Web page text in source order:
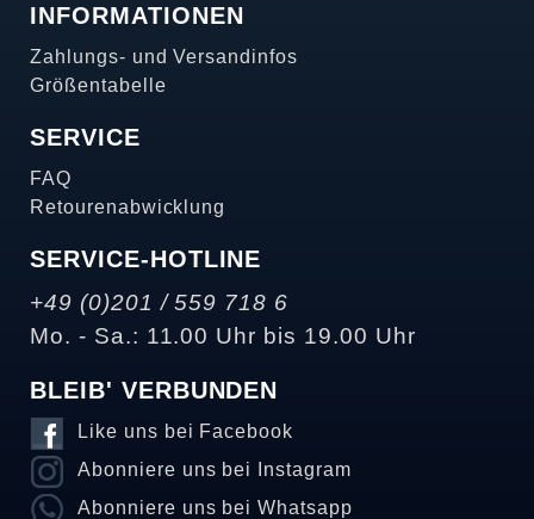
INFORMATIONEN
Zahlungs- und Versandinfos
Größentabelle
SERVICE
FAQ
Retourenabwicklung
SERVICE-HOTLINE
+49 (0)201 / 559 718 6
Mo. - Sa.: 11.00 Uhr bis 19.00 Uhr
BLEIB' VERBUNDEN
Like uns bei Facebook
Abonniere uns bei Instagram
Abonniere uns bei Whatsapp